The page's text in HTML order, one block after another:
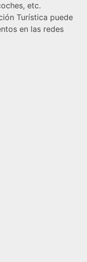
etc.
Turística puede
en las redes